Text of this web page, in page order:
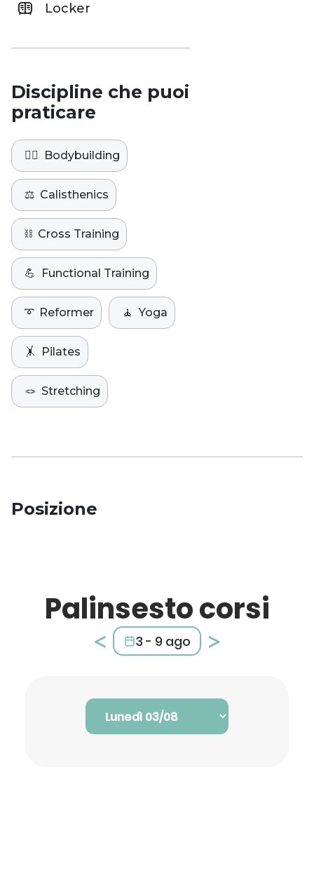
Locker
Discipline che puoi
praticare
🏋️‍♀️ Bodybuilding
⚖️ Calisthenics
⛓️ Cross Training
💪 Functional Training
➰ Reformer 🧘 Yoga
🤸 Pilates
🪢 Stretching
Posizione